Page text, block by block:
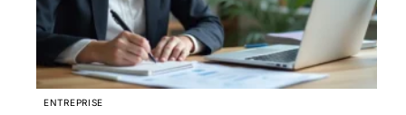
ENTREPRISE